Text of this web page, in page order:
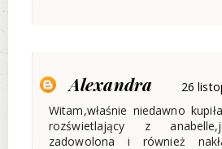
Alexandra
26
Witam,właśnie niedawno
rozświetlający z
zadowolona i również